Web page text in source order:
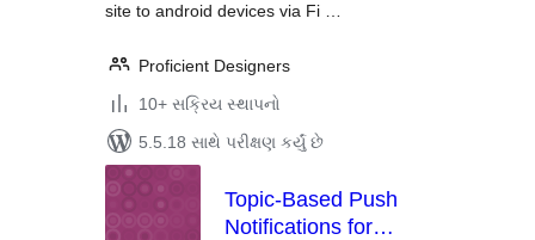
site to android devices via Fi …
Proficient Designers
10+ સક્રિય સ્થાપનો
5.5.18 સાથે પરીક્ષણ કર્યું છે
Topic-Based Push
Notifications for